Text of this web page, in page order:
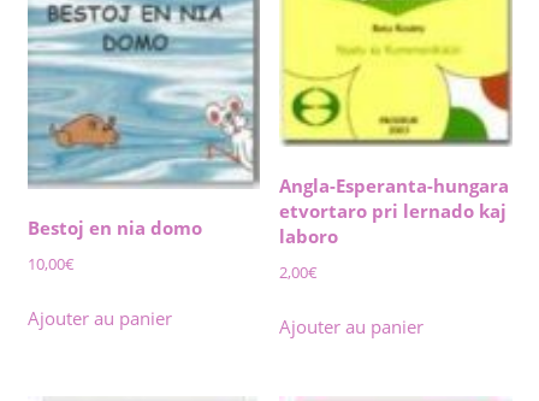
Bestoj en nia domo
10,00€
Ajouter au panier
Angla-Esperanta-hungara
etvortaro pri lernado kaj
laboro
2,00€
Ajouter au panier